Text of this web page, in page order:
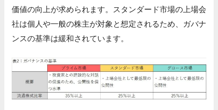
価値の向上が求められます。スタンダード市場の上場会
社は個人や一般の株主が対象と想定されるため、ガバナ
ンスの基準は緩和されています。